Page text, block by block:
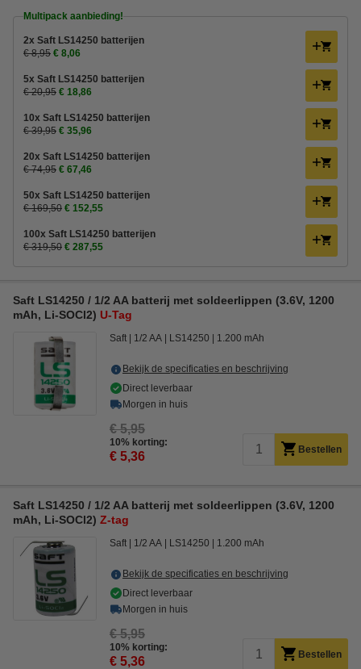
Multipack aanbieding!
2x Saft LS14250 batterijen
€ 8,95 € 8,06
5x Saft LS14250 batterijen
€ 20,95 € 18,86
10x Saft LS14250 batterijen
€ 39,95 € 35,96
20x Saft LS14250 batterijen
€ 74,95 € 67,46
50x Saft LS14250 batterijen
€ 169,50 € 152,55
100x Saft LS14250 batterijen
€ 319,50 € 287,55
Saft LS14250 / 1/2 AA batterij met soldeerlippen (3.6V, 1200
mAh, Li-SOCl2) U-Tag
Saft 1/2 AA LS14250 1.200 mAh
Bekijk de specificaties en beschrijving
Direct leverbaar
Morgen in huis
€ 5,95
10% korting:
€ 5,36 Bestellen
Saft LS14250 / 1/2 AA batterij met soldeerlippen (3.6V, 1200
mAh, Li-SOCl2) Z-tag
Saft 1/2 AA LS14250 1.200 mAh
Bekijk de specificaties en beschrijving
Direct leverbaar
Morgen in huis
€ 5,95
10% korting:
€ 5,36 Bestellen